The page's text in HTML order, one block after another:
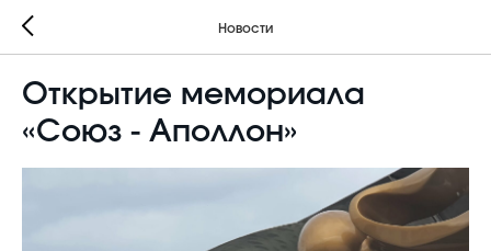
Новости
Открытие мемориала
«Союз - Аполлон»